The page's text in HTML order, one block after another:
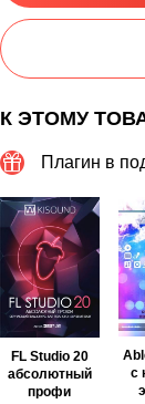
К ЭТОМУ
Плагин в
FL Studio 20
абсолютный
профи
с